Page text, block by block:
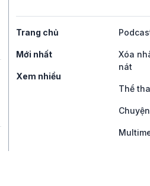
Trang chủ
Mới nhất
Xem nhiều
Xóa
nát
Thể